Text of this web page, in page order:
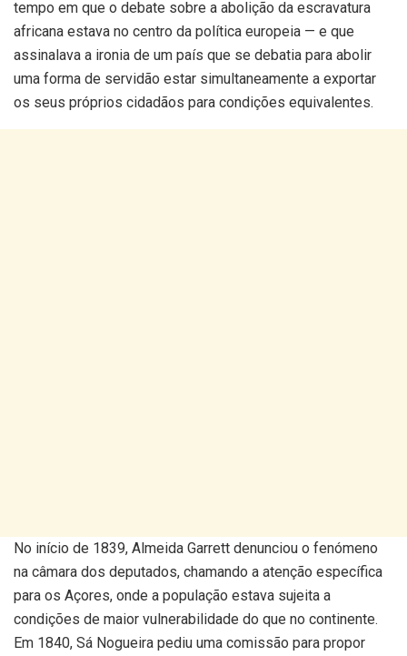
tempo em que o debate sobre a abolição da escravatura
africana estava no centro da política europeia — e que
assinalava a ironia de um país que se debatia para abolir
uma forma de servidão estar simultaneamente a exportar
os seus próprios cidadãos para condições equivalentes.
No início de 1839, Almeida Garrett denunciou o fenómeno
na câmara dos deputados, chamando a atenção específica
para os Açores, onde a população estava sujeita a
condições de maior vulnerabilidade do que no continente.
Em 1840, Sá Nogueira pediu uma comissão para propor